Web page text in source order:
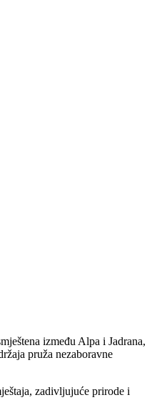
između Alpa i Jadrana,
pruža nezaboravne
zadivljujuće prirode i